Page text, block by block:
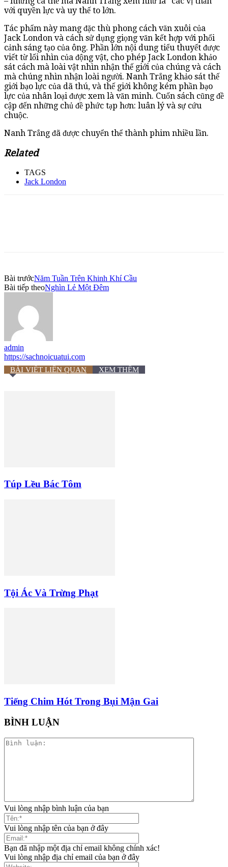
với quyền lực và uy thế to lớn.
Tác phẩm này mang đặc thù phong cách văn xuôi của
Jack London và cách sử dụng giọng văn kết hợp với phối
cảnh sáng tạo của ông. Phần lớn nội dung tiểu thuyết được
viết từ lối nhìn của động vật, cho phép Jack London khảo
sát cách mà loài vật nhìn nhận thế giới của chúng và cách
mà chúng nhìn nhận loài người. Nanh Trắng khảo sát thế
giới bạo lực của dã thú, và thế giới không kém phần bạo
lực của nhân loại được xem là văn minh. Cuốn sách cũng đề
cập đến những chủ đề phức tạp hơn: luân lý và sự cứu
chuộc.
Nanh Trắng đã được chuyển thể thành phim nhiều lần.
Related
TAGS
Jack London
Bài trướcNăm Tuần Trên Khinh Khí Cầu
Bài tiếp theoNghìn Lẻ Một Đêm
admin
https://sachnoicuatui.com
BÀI VIẾT LIÊN QUAN XEM THÊM
Túp Lều Bác Tôm
Tội Ác Và Trừng Phạt
Tiếng Chim Hót Trong Bụi Mận Gai
BÌNH LUẬN
Vui lòng nhập bình luận của bạn
Vui lòng nhập tên của bạn ở đây
Bạn đã nhập một địa chỉ email không chính xác!
Vui lòng nhập địa chỉ email của bạn ở đây